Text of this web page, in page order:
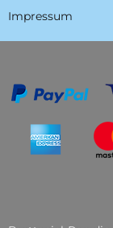
Impressum